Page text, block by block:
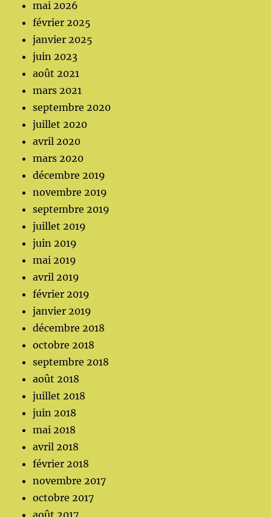
mai 2026
février 2025
janvier 2025
juin 2023
août 2021
mars 2021
septembre 2020
juillet 2020
avril 2020
mars 2020
décembre 2019
novembre 2019
septembre 2019
juillet 2019
juin 2019
mai 2019
avril 2019
février 2019
janvier 2019
décembre 2018
octobre 2018
septembre 2018
août 2018
juillet 2018
juin 2018
mai 2018
avril 2018
février 2018
novembre 2017
octobre 2017